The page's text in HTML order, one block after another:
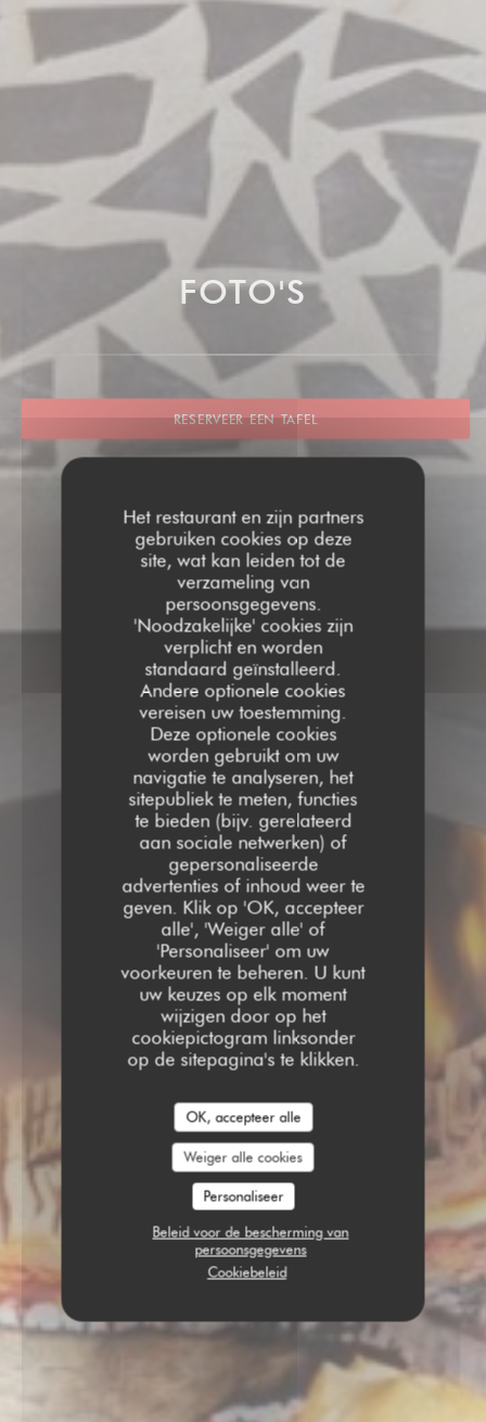
Het restaurant en zijn partners
gebruiken cookies op deze
site, wat kan leiden tot de
verzameling van
persoonsgegevens.
'Noodzakelijke' cookies zijn
verplicht en worden
standaard geïnstalleerd.
Andere optionele cookies
vereisen uw toestemming.
Deze optionele cookies
worden gebruikt om uw
navigatie te analyseren, het
sitepubliek te meten, functies
te bieden (bijv. gerelateerd
aan sociale netwerken) of
gepersonaliseerde
advertenties of inhoud weer te
geven. Klik op 'OK, accepteer
alle', 'Weiger alle' of
'Personaliseer' om uw
voorkeuren te beheren. U kunt
uw keuzes op elk moment
wijzigen door op het
cookiepictogram linksonder
op de sitepagina's te klikken.
OK, accepteer alle
Weiger alle cookies
Personaliseer
Beleid voor de bescherming van
persoonsgegevens
Cookiebeleid
FOTO'S
RESERVEER EEN TAFEL